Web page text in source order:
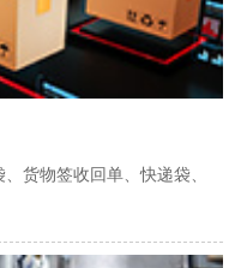
货物签收回单、快递袋、